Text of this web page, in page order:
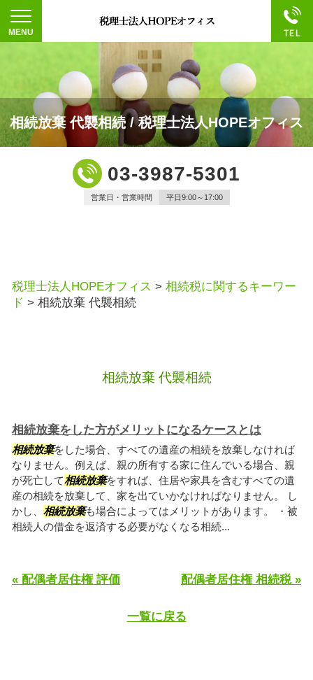
相続放棄 代襲相続 / 税理士法人HOPEオフィス
03-3987-5301
営業日・営業時間 平日9:00～17:00
税理士法人HOPEオフィス > 相続税に関するキーワー
ド > 相続放棄 代襲相続
相続放棄 代襲相続
相続放棄をした方がメリットになるケースとは
相続放棄をした場合、すべての遺産の相続を放棄しなければ
なりません。例えば、親の所有する家に住んでいる場合、親
が死亡して相続放棄をすれば、住居や家具を含むすべての遺
産の相続を放棄して、家を出ていかなければなりません。 し
かし、 相続放棄も場合によってはメリットがあります。 ・被
相続人の借金を返済する必要がなくなる相続...
« 配偶者居住権 評価 配偶者居住権 相続税 »
一覧に戻る